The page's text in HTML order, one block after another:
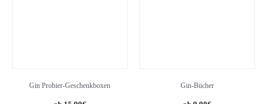
Gin Probier-Geschenkboxen Gin-Bücher